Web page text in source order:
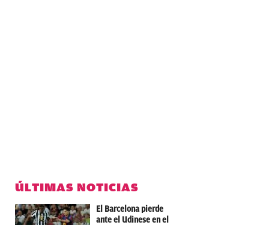
ÚLTIMAS NOTICIAS
El Barcelona pierde
ante el Udinese en el